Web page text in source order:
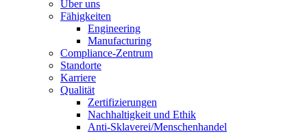
Über uns
Fähigkeiten
Engineering
Manufacturing
Compliance-Zentrum
Standorte
Karriere
Qualität
Zertifizierungen
Nachhaltigkeit und Ethik
Anti-Sklaverei/Menschenhandel